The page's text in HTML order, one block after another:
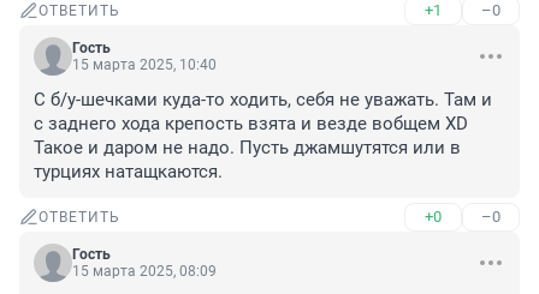
ОТВЕТИТЬ +1 –0
Гость
15 марта 2025, 10:40
С б/у-шечками куда-то ходить, себя не уважать. Там и
с заднего хода крепость взята и везде вобщем XD
Такое и даром не надо. Пусть джамшутятся или в
турциях натащкаются.
ОТВЕТИТЬ +0 –0
Гость
15 марта 2025, 08:09